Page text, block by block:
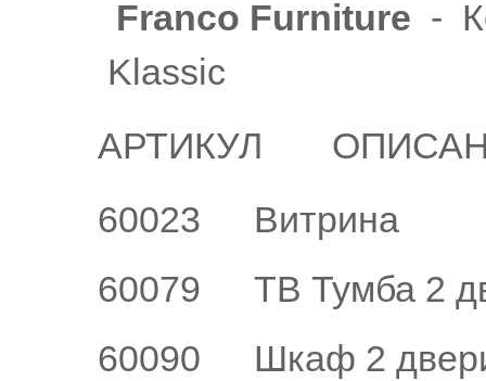
Franco Furniture -
Klassic
АРТИКУЛ
60023
Витрина
60079
ТВ Тумба 2
60090
Шкаф 2